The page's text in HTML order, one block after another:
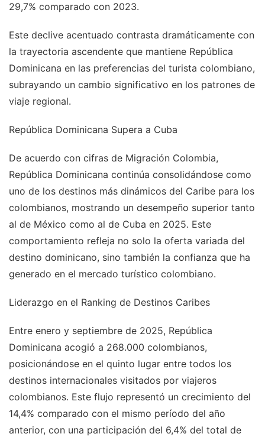
29,7% comparado con 2023.
Este declive acentuado contrasta dramáticamente con
la trayectoria ascendente que mantiene República
Dominicana en las preferencias del turista colombiano,
subrayando un cambio significativo en los patrones de
viaje regional.
República Dominicana Supera a Cuba
De acuerdo con cifras de Migración Colombia,
República Dominicana continúa consolidándose como
uno de los destinos más dinámicos del Caribe para los
colombianos, mostrando un desempeño superior tanto
al de México como al de Cuba en 2025. Este
comportamiento refleja no solo la oferta variada del
destino dominicano, sino también la confianza que ha
generado en el mercado turístico colombiano.
Liderazgo en el Ranking de Destinos Caribes
Entre enero y septiembre de 2025, República
Dominicana acogió a 268.000 colombianos,
posicionándose en el quinto lugar entre todos los
destinos internacionales visitados por viajeros
colombianos. Este flujo representó un crecimiento del
14,4% comparado con el mismo período del año
anterior, con una participación del 6,4% del total de